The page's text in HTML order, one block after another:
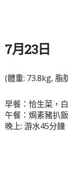
7月23日
(體重: 73.8kg, 脂
早餐：恰生菜，
午餐：焗素豬扒飯
晚上: 游水45分鐘